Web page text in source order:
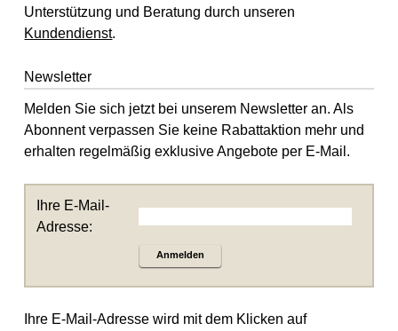
Unterstützung und Beratung durch unseren
Kundendienst.
Newsletter
Melden Sie sich jetzt bei unserem Newsletter an. Als
Abonnent verpassen Sie keine Rabattaktion mehr und
erhalten regelmäßig exklusive Angebote per E-Mail.
Ihre E-Mail-
Adresse:
Anmelden
Ihre E-Mail-Adresse wird mit dem Klicken auf